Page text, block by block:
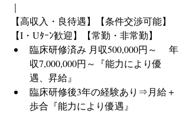
｜
【高収入・良待遇】【条件交渉可能】
【I・Uﾀｰﾝ歓迎】【常勤・非常勤】
臨床研修済み 月収500,000円～　 年
収7,000,000円～『能力により優
遇、昇給』
臨床研修後3年の経験あり⇒月給＋
歩合『能力により優遇』